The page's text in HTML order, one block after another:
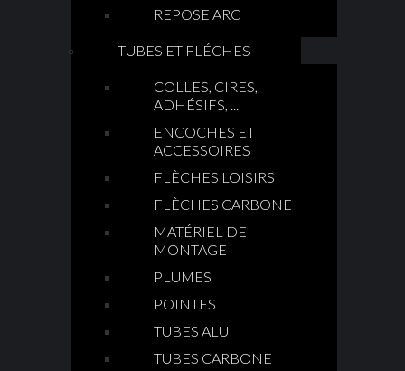
REPOSE ARC
TUBES ET FLÉCHES
COLLES, CIRES,
ADHÉSIFS, ...
ENCOCHES ET
ACCESSOIRES
FLÈCHES LOISIRS
FLÈCHES CARBONE
MATÉRIEL DE
MONTAGE
PLUMES
POINTES
TUBES ALU
TUBES CARBONE